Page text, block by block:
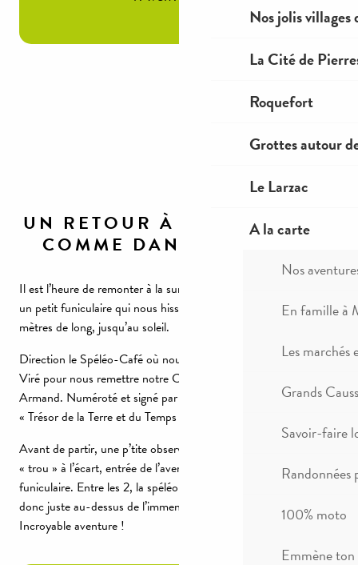
Nos jolis villages
La Cité de
Roquefort
Grottes autour
Le Larzac
A la carte
Nos
En famille à
Les marchés
Grands
Savoir-faire
Randonnées
100% moto
Emmène
UN RETOUR À LA SURFACE «
COMME DANS UN RÊVE »
Il est l’heure de remonter à la surface. Aucune difficulté : c’est
un petit funiculaire qui nous hisse au bout d’un tunnel de 200
mètres de long, jusqu’au soleil.
Direction le Spéléo-Café où nous rejoignent Martel, Armand et
Viré pour nous remettre notre Certificat d’Explorateur de l’Aven
Armand. Numéroté et signé par les 3 découvreurs de ce
« Trésor de la Terre et du Temps ».
Avant de partir, une p’tite observation… D’un côté le petit
« trou » à l’écart, entrée de l’aven. De l’autre, la sortie du
funiculaire. Entre les 2, la spéléo-gare… Oh oh ?! Le parking est
donc juste au-dessus de l’immense cavité de l’Aven Armand !
Incroyable aventure !